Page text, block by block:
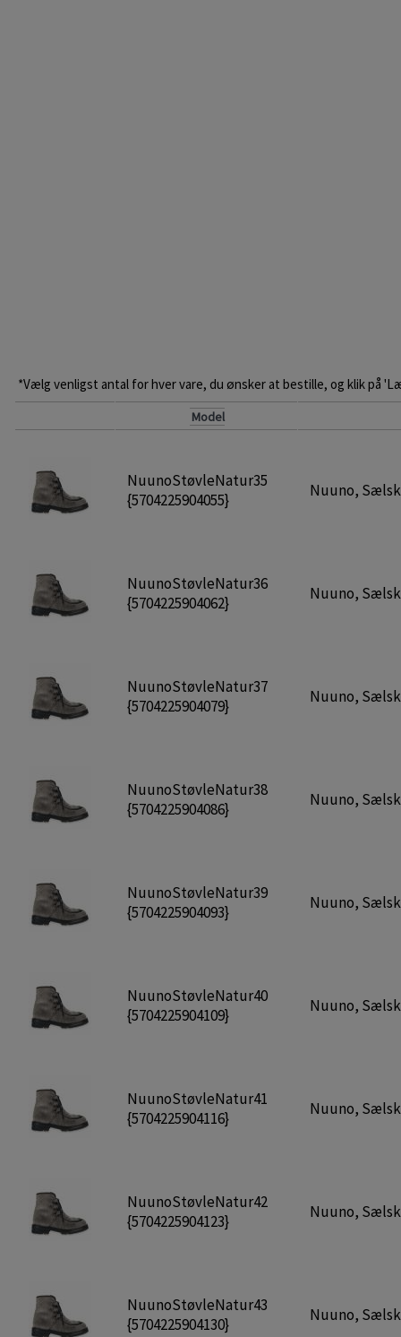
*Vælg venligst antal for hver vare, du ønsker at bestille, og klik på
Model
NuunoStøvleNatur35
{5704225904055}
Nuuno,
NuunoStøvleNatur36
{5704225904062}
Nuuno,
NuunoStøvleNatur37
{5704225904079}
Nuuno,
NuunoStøvleNatur38
{5704225904086}
Nuuno,
NuunoStøvleNatur39
{5704225904093}
Nuuno,
NuunoStøvleNatur40
{5704225904109}
Nuuno,
NuunoStøvleNatur41
{5704225904116}
Nuuno,
NuunoStøvleNatur42
{5704225904123}
Nuuno,
NuunoStøvleNatur43
{5704225904130}
Nuuno,